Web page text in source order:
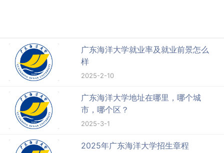
广东海洋大学就业率及就业前景怎么
样
2025-2-10
广东海洋大学地址在哪里，哪个城
市，哪个区？
2025-3-1
2025年广东海洋大学招生章程